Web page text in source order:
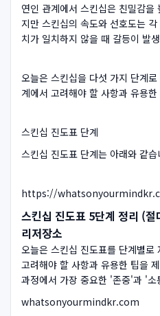
연인 관계에서 스킨십은 친밀감을
지만 스킨십의 속도와 선호도는
치가 일치하지 않을 때 갈등이 발
오늘은 스킨십을 다섯 가지 단계
계에서 고려해야 할 사항과 유용
스킨십 진도표 단계
스킨십 진도표 단계는 아래와 같습
https://
스킨십 진도표 5단계 정리 (
리저장소
오늘은 스킨십 진도표를 단계별로
고려해야 할 사항과 유용한 팁을
과정에서 가장 중요한 '존중'과 '소
whatsonyourmindkr.com